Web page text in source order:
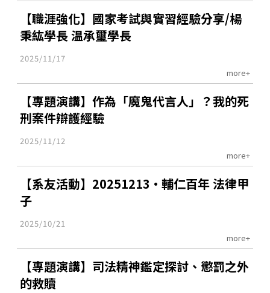
【職涯強化】國家考試與實習經驗分享/楊
秉紘學長 温承璽學長
2025/11/17
more+
【專題演講】作為「魔鬼代言人」？我的死
刑案件辯護經驗
2025/11/12
more+
【系友活動】20251213•輔仁百年 法律甲
子
2025/10/21
more+
【專題演講】司法精神鑑定探討、懲罰之外
的救贖